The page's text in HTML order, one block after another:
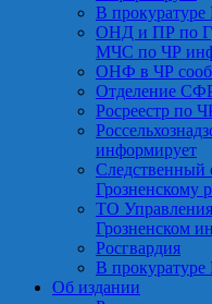
В
ОНД и ПР по
МЧС по ЧР
ОНФ в ЧР
Отделение
Росреестр по
информирует
Грозненскому
ТО
Грозненском
Росгвардия
В
Об издании